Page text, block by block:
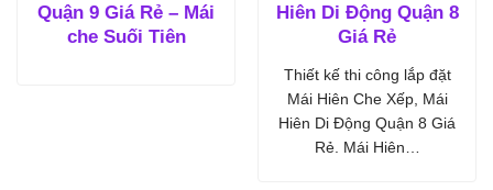
Quận 9 Giá Rẻ – Mái
che Suối Tiên
Hiên Di Động Quận 8
Giá Rẻ
Thiết kế thi công lắp đặt
Mái Hiên Che Xếp, Mái
Hiên Di Động Quận 8 Giá
Rẻ. Mái Hiên…